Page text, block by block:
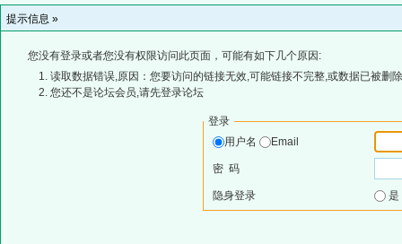
提示信息 »
您没有登录或者您没有权限访问此页面，可能有如下几个原因:
读取数据错误,原因：您要访问的链接无效,可能链接不完整,或数据已被删
您还不是论坛会员,请先登录论坛
登录
用户名
Email
密 码
隐身登录